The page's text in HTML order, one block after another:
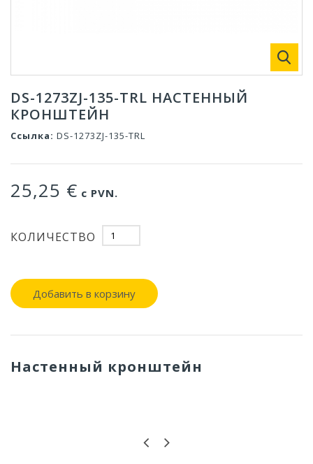
DS-1273ZJ-135-TRL НАСТЕННЫЙ
КРОНШТЕЙН
Ссылка: DS-1273ZJ-135-TRL
25,25 € с PVN.
КОЛИЧЕСТВО
Добавить в корзину
Настенный кронштейн